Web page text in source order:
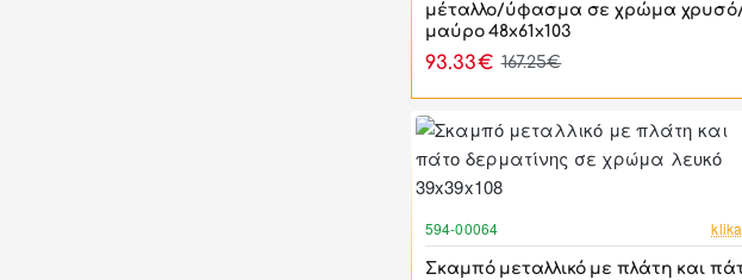
μέταλλο/ύφασμα σε χρώμα
μαύρο 48x61x103
93.33€ 167.25€
594-00064
Σκαμπό μεταλλικό με πλάτη και